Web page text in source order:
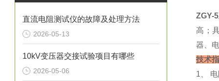
直流电阻测试仪的故障及处理方法
2026-05-13
10kV变压器交接试验项目有哪些
2026-05-06
ZGY-
高；
器、
技术
1、